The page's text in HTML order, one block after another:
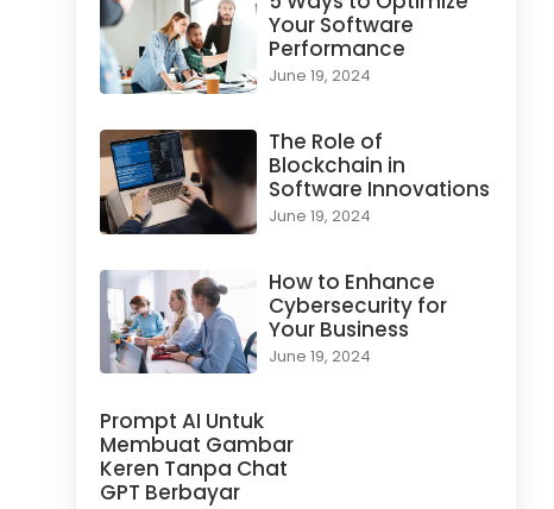
Your Software
Performance
June 19, 2024
The Role of
Blockchain in
Software Innovations
June 19, 2024
How to Enhance
Cybersecurity for
Your Business
June 19, 2024
Prompt AI Untuk
Membuat Gambar
Keren Tanpa Chat
GPT Berbayar